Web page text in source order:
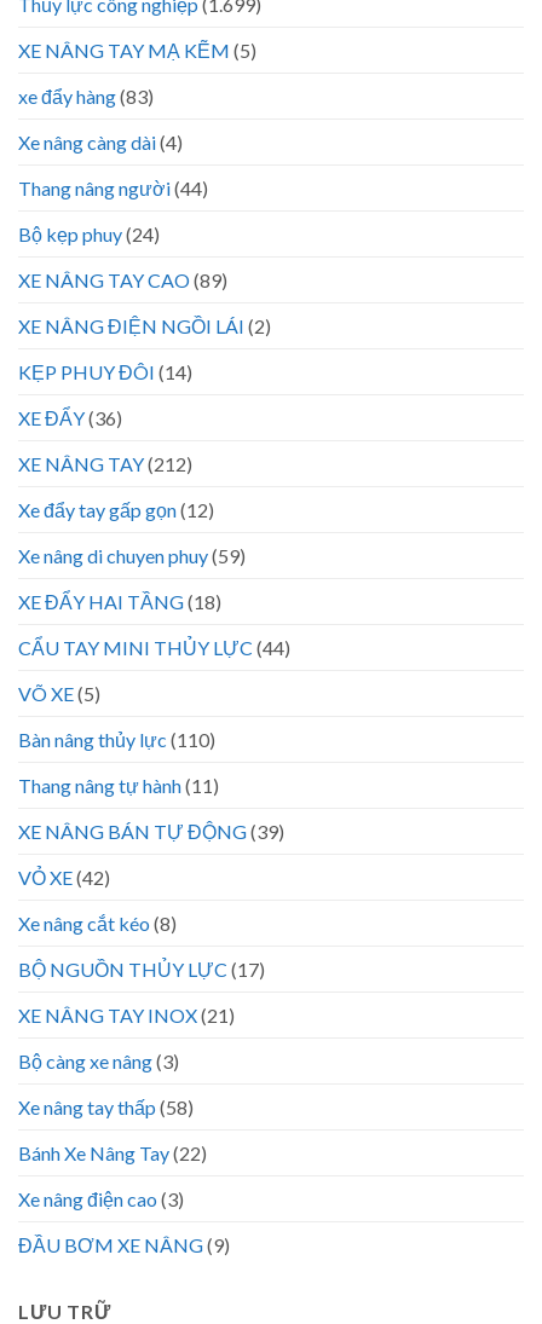
XE NÂNG TAY MẠ KẼM (5)
xe đẩy hàng(83)
Xe nâng càng dài(4)
Thang nâng người(44)
Bộ kẹp phuy(24)
XE NÂNG TAY CAO(89)
XE NÂNG ĐIỆN NGỒI LÁI (2)
KẸP PHUY ĐÔI (14)
XE ĐẨY(36)
XE NÂNG TAY(212)
Xe đẩy tay gấp gọn(12)
Xe nâng di chuyen phuy(59)
XE ĐẨY HAI TẦNG(18)
CẨU TAY MINI THỦY LỰC (44)
VÕ XE(5)
Bàn nâng thủy lực (110)
Thang nâng tự hành(11)
XE NÂNG BÁN TỰ ĐỘNG(39)
VỎ XE(42)
Xe nâng cắt kéo (8)
BỘ NGUỒN THỦY LỰC (17)
XE NÂNG TAY INOX(21)
Bộ càng xe nâng(3)
Xe nâng tay thấp (58)
Bánh Xe Nâng Tay(22)
Xe nâng điện cao (3)
ĐẦU BƠM XE NÂNG(9)
LƯU TRỮ